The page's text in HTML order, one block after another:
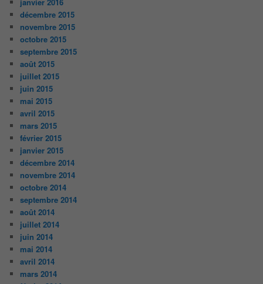
décembre 2015
novembre 2015
octobre 2015
septembre 2015
août 2015
juillet 2015
juin 2015
mai 2015
avril 2015
mars 2015
février 2015
janvier 2015
décembre 2014
novembre 2014
octobre 2014
septembre 2014
août 2014
juillet 2014
juin 2014
mai 2014
avril 2014
mars 2014